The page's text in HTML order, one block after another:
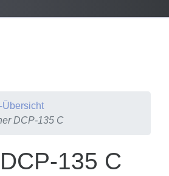
Übersicht
DCP-135 C
135 C